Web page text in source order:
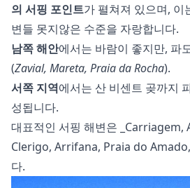
의 서핑 포인트가 펼쳐져 있으며, 이
변들 못지않은 수준을 자랑합니다.
남쪽 해안에서는 바람이 좋지만, 파
(Zavial, Mareta, Praia da Rocha).
서쪽 지역에서는 산 비센트 곶까지
성됩니다.
대표적인 서핑 해변은
Clerigo, Arrifana, Praia do
다.